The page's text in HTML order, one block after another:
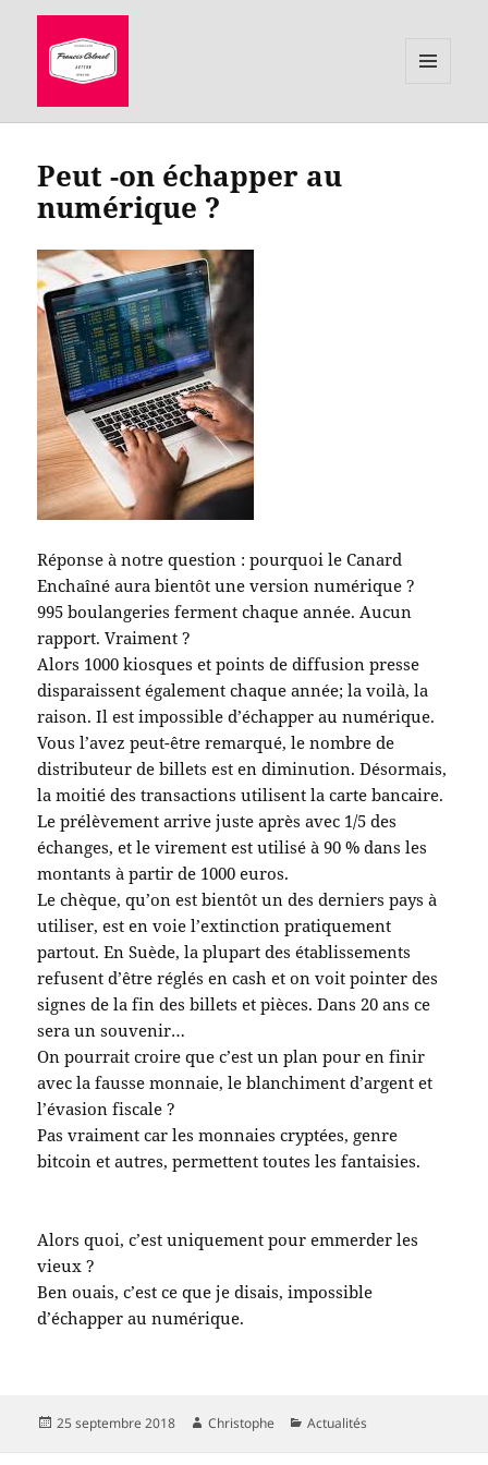
WIDGETS
Peut -on échapper au
numérique ?
Réponse à notre question : pourquoi le Canard
Enchaîné aura bientôt une version numérique ?
995 boulangeries ferment chaque année. Aucun
rapport. Vraiment ?
Alors 1000 kiosques et points de diffusion presse
disparaissent également chaque année; la voilà, la
raison. Il est impossible d’échapper au numérique.
Vous l’avez peut-être remarqué, le nombre de
distributeur de billets est en diminution. Désormais,
la moitié des transactions utilisent la carte bancaire.
Le prélèvement arrive juste après avec 1/5 des
échanges, et le virement est utilisé à 90 % dans les
montants à partir de 1000 euros.
Le chèque, qu’on est bientôt un des derniers pays à
utiliser, est en voie l’extinction pratiquement
partout. En Suède, la plupart des établissements
refusent d’être réglés en cash et on voit pointer des
signes de la fin des billets et pièces. Dans 20 ans ce
sera un souvenir…
On pourrait croire que c’est un plan pour en finir
avec la fausse monnaie, le blanchiment d’argent et
l’évasion fiscale ?
Pas vraiment car les monnaies cryptées, genre
bitcoin et autres, permettent toutes les fantaisies.
Alors quoi, c’est uniquement pour emmerder les
vieux ?
Ben ouais, c’est ce que je disais, impossible
d’échapper au numérique.
Publié
25 septembre 2018 Auteur
Christophe Catégories
Actualités